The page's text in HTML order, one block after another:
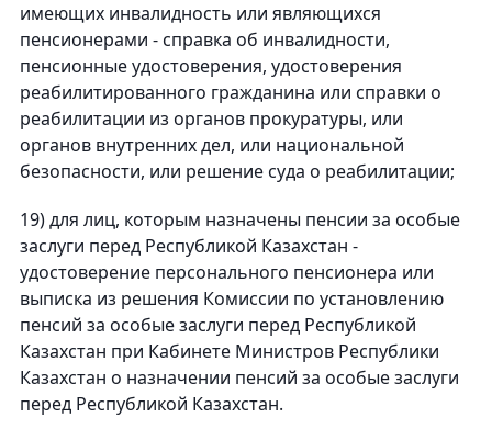
имеющих инвалидность или являющихся
пенсионерами - справка об инвалидности,
пенсионные удостоверения, удостоверения
реабилитированного гражданина или справки о
реабилитации из органов прокуратуры, или
органов внутренних дел, или национальной
безопасности, или решение суда о реабилитации;
19) для лиц, которым назначены пенсии за особые
заслуги перед Республикой Казахстан -
удостоверение персонального пенсионера или
выписка из решения Комиссии по установлению
пенсий за особые заслуги перед Республикой
Казахстан при Кабинете Министров Республики
Казахстан о назначении пенсий за особые заслуги
перед Республикой Казахстан.